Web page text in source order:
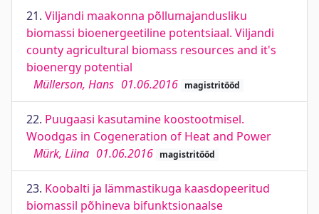
21. Viljandi maakonna põllumajandusliku
biomassi bioenergeetiline potentsiaal. Viljandi
county agricultural biomass resources and it's
bioenergy potential
Müllerson, Hans 01.06.2016 magistritööd
22. Puugaasi kasutamine koostootmisel.
Woodgas in Cogeneration of Heat and Power
Mürk, Liina 01.06.2016 magistritööd
23. Koobalti ja lämmastikuga kaasdopeeritud
biomassil põhineva bifunktsionaalse